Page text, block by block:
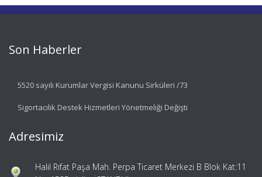
Son Haberler
5520 sayılı Kurumlar Vergisi Kanunu Sirküleri /73
Sigortacılık Destek Hizmetleri Yönetmeliği Değişti
Adresimiz
Halil Rıfat Paşa Mah. Perpa Ticaret Merkezi B Blok Kat:11